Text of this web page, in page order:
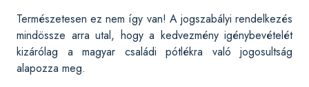
Természetesen ez nem így van! A jogszabályi rendelkezés
mindössze arra utal, hogy a kedvezmény igénybevételét
kizárólag a magyar családi pótlékra való jogosultság
alapozza meg.